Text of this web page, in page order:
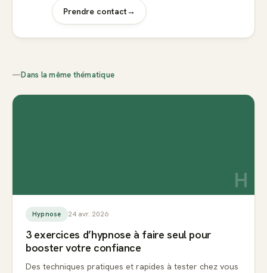
Prendre contact→
—Dans la même thématique
H
Hypnose 24 avr. 2026
3 exercices d’hypnose à faire seul pour
booster votre confiance
Des techniques pratiques et rapides à tester chez vous